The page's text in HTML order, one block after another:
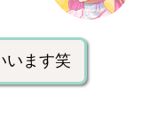
います笑